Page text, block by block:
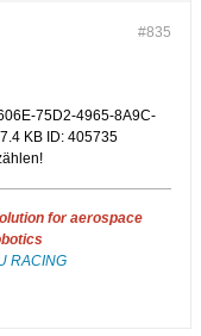
#835
for aerospace
RACING